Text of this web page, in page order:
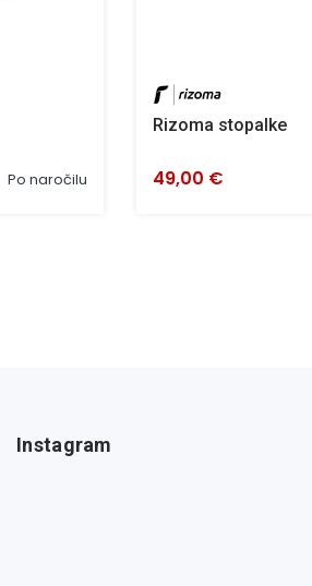
Po naročilu
Rizoma stopalke
49,00 €
Instagram